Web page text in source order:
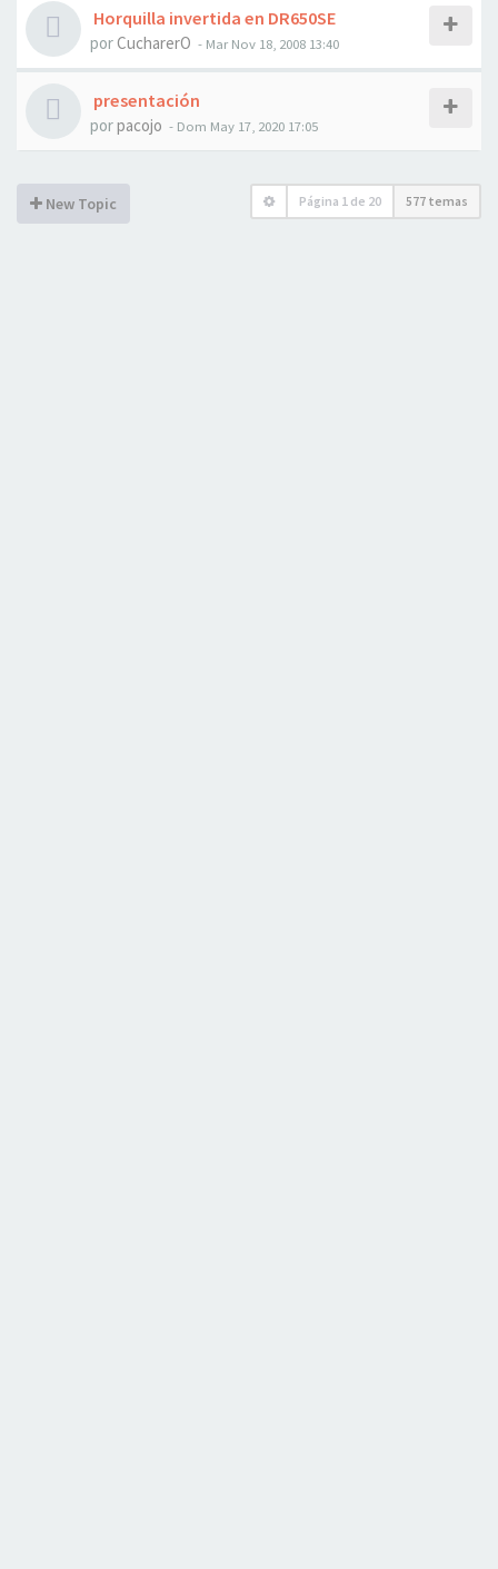
Horquilla invertida en DR650SE
porCucharerO - Mar Nov 18, 2008 13:40
presentación
porpacojo - Dom May 17, 2020 17:05
New Topic Página 1 de 20 577 temas